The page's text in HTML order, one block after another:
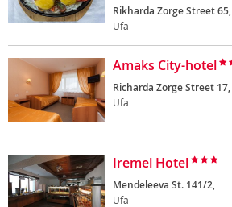
Rikharda Zorge Street 65,
Ufa
Amaks City-hotel
Richarda Zorge Street 17,
Ufa
Iremel Hotel
Mendeleeva St. 141/2,
Ufa